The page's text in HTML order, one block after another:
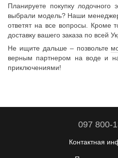
Планируете покупку лодочного
выбрали модель? Наши
ответят на все вопросы. Кроме
доставку вашего заказа по всей
Не ищите дальше – позвольте
верным партнером на воде и
приключениями!
097 800-
Контактная